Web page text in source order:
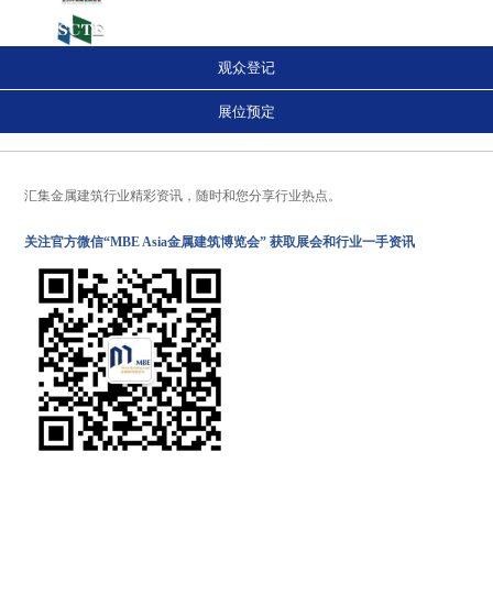
观众登记
展位预定
汇集金属建筑行业精彩资讯，随时和您分享行业热点。
关注官方微信“MBE Asia金属建筑博览会” 获取展会和行业一手资讯